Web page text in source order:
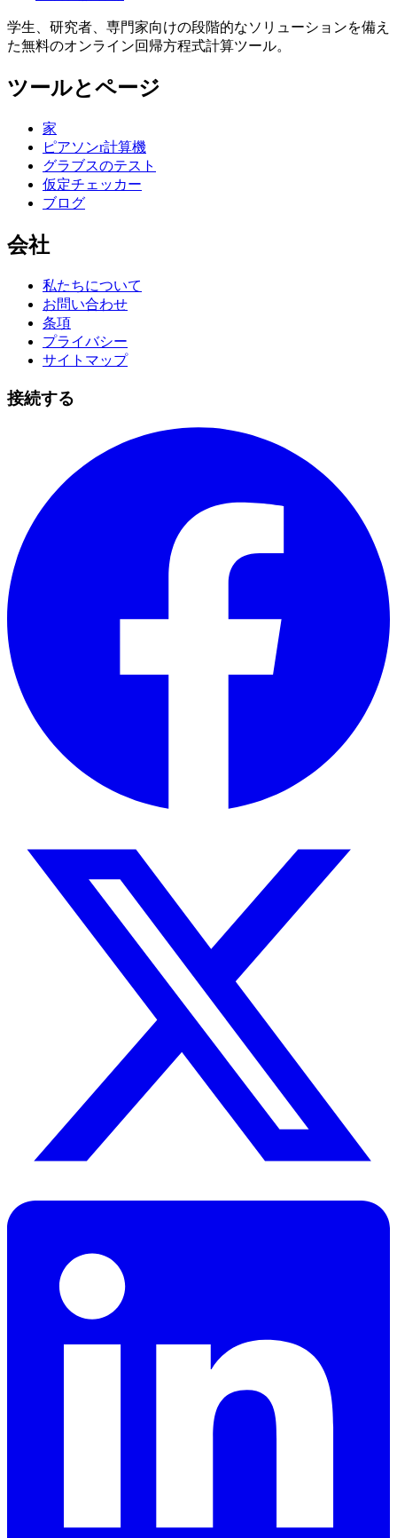
学生、研究者、専門家向けの段階的なソリューションを備え
た無料のオンライン回帰方程式計算ツール。
ツールとページ
家
ピアソンr計算機
グラブスのテスト
仮定チェッカー
ブログ
会社
私たちについて
お問い合わせ
条項
プライバシー
サイトマップ
接続する